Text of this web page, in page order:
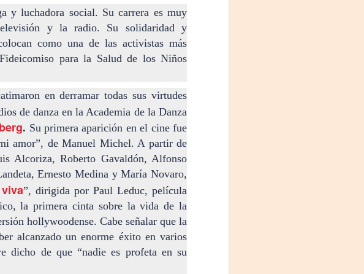
y luchadora social. Su carrera es muy
y la radio. Su solidaridad y
como una de las activistas más
para la Salud de los Niños
en derramar todas sus virtudes
de danza en la Academia de la Danza
. Su primera aparición en el cine fue
amor”, de Manuel Michel. A partir de
Alcoriza, Roberto Gavaldón, Alfonso
Ernesto Medina y María Novaro,
”, dirigida por Paul Leduc, película
la primera cinta sobre la vida de la
hollywoodense. Cabe señalar que la
alcanzado un enorme éxito en varios
dicho de que “nadie es profeta en su
desandar el
creativo de
Kahlo, el ciclo
pasa
Salón al
a las 19, con
y la presentación
"Frida ¡Viva la
de Humberto
por Julia Morgado
por Laura Azcurra
“Hay vidas que no
marco ni se agotan
que son
refugio y
que, aún con el
siglos, nos siguen
oído.
3
Frida Viva la Vida -
Santa Fe
Viernes 7 de agosto, 19 h.
El universo de Frida Kahlo se
La calidez del Gran Salón se
muda al Teatinmersivana fecha
muy especial, donde nos
proponemos explorar y revisitar el
universo creativo de Frida.
¿Qué va a pasar en este
encuentro?
Presentación de la obra
unipersonal Frida Viva la Vida,
protagonizada por Laura Azcurra,
bajo la dirección de Julia Morgado
y dramaturgia de Humberto
Robles.
-